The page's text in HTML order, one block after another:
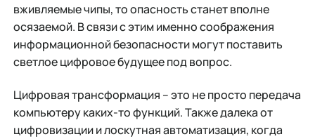
вживляемые чипы, то опасность станет вполне
осязаемой. В связи с этим именно соображения
информационной безопасности могут поставить
светлое цифровое будущее под вопрос.
Цифровая трансформация – это не просто передача
компьютеру каких-то функций. Также далека от
цифровизации и лоскутная автоматизация, когда